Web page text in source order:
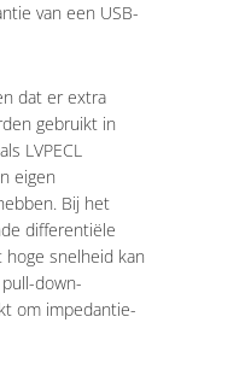
van een USB-
dat er extra
gebruikt in
LVPECL
eigen
Bij het
differentiële
snelheid kan
down-
om impedantie-